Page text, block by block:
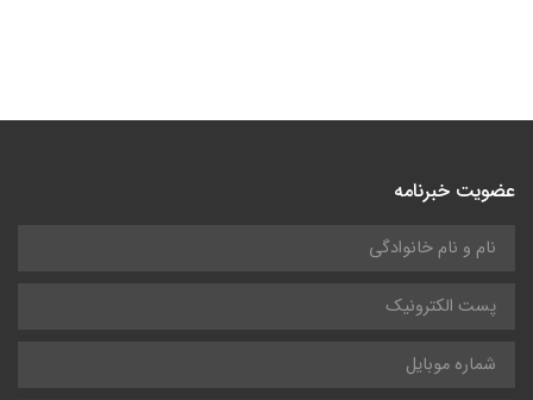
عضویت خبرنامه